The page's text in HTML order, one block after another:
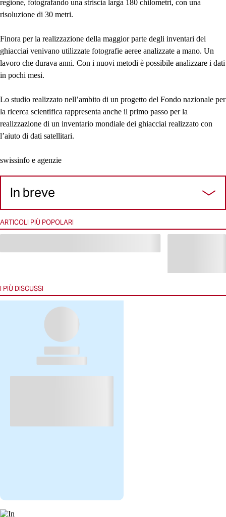
regione, fotografando una striscia larga 180 chilometri, con una
risoluzione di 30 metri.
Finora per la realizzazione della maggior parte degli inventari dei
ghiacciai venivano utilizzate fotografie aeree analizzate a mano. Un
lavoro che durava anni. Con i nuovi metodi è possibile analizzare i dati
in pochi mesi.
Lo studio realizzato nell’ambito di un progetto del Fondo nazionale per
la ricerca scientifica rappresenta anche il primo passo per la
realizzazione di un inventario mondiale dei ghiacciai realizzato con
l’aiuto di dati satellitari.
swissinfo e agenzie
In breve
ARTICOLI PIÙ POPOLARI
I PIÙ DISCUSSI